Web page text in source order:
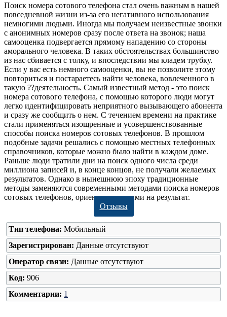
Поиск номера сотового телефона стал очень важным в нашей
повседневной жизни из-за его негативного использования
немногими людьми. Иногда мы получаем неизвестные звонки
с анонимных номеров сразу после ответа на звонок; наша
самооценка подвергается прямому нападению со стороны
аморального человека. В таких обстоятельствах большинство
из нас сбивается с толку, и впоследствии мы кладем трубку.
Если у вас есть немного самооценки, вы не позволите этому
повториться и постараетесь найти человека, вовлеченного в
такую ??деятельность. Самый известный метод - это поиск
номера сотового телефона, с помощью которого люди могут
легко идентифицировать неприятного вызывающего абонента
и сразу же сообщить о нем. С течением времени на практике
стали применяться изощренные и усовершенствованные
способы поиска номеров сотовых телефонов. В прошлом
подобные задачи решались с помощью местных телефонных
справочников, которые можно было найти в каждом доме.
Раньше люди тратили дни на поиск одного числа среди
миллиона записей и, в конце концов, не получали желаемых
результатов. Однако в нынешнюю эпоху традиционные
методы заменяются современными методами поиска номеров
сотовых телефонов, ориентированными на результат.
Отзывы
Тип телефона: Мобильный
Зарегистрирован: Данные отсутствуют
Оператор связи: Данные отсутствуют
Код: 906
Комментарии: 1